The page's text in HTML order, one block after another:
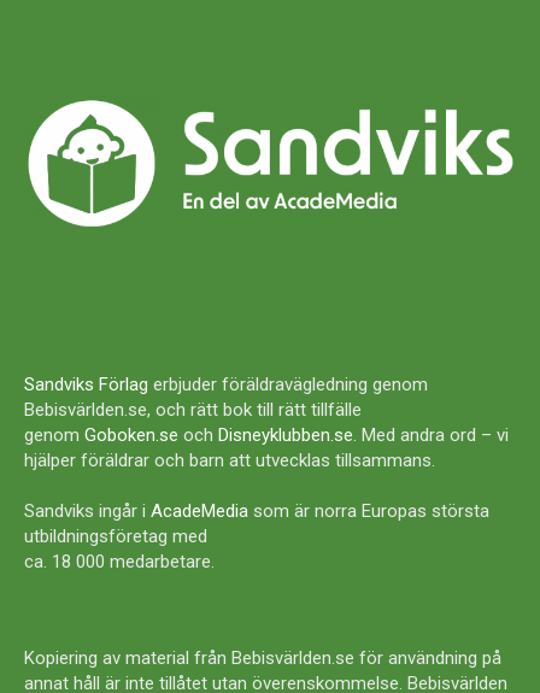
Sandviks Förlag erbjuder föräldravägledning genom
Bebisvärlden.se, och rätt bok till rätt tillfälle
genom Goboken.se och Disneyklubben.se. Med andra ord – vi
hjälper föräldrar och barn att utvecklas tillsammans.
Sandviks ingår i AcadeMedia som är norra Europas största
utbildningsföretag med
ca. 18 000 medarbetare.
Kopiering av material från Bebisvärlden.se för användning på
annat håll är inte tillåtet utan överenskommelse. Bebisvärlden